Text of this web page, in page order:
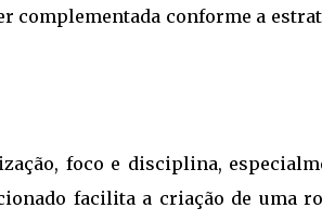
complementada conforme a
foco e disciplina,
facilita a criação de uma